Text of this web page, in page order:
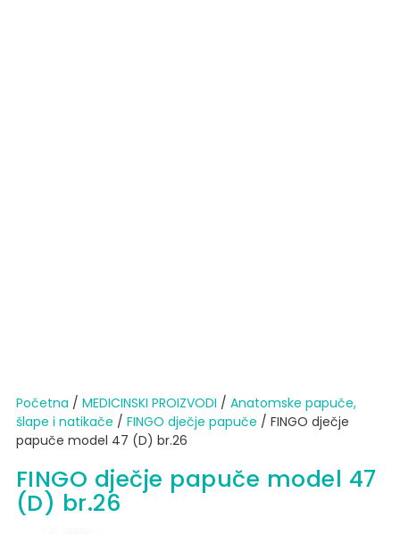
Početna / MEDICINSKI PROIZVODI / Anatomske papuče,
šlape i natikače / FINGO dječje papuče / FINGO dječje
papuče model 47 (D) br.26
FINGO dječje papuče model 47
(D) br.26